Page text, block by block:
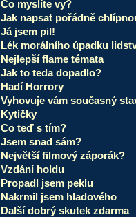
Co myslíte vy?
Jak napsat pořádně
Já jsem pil!
Lék morálního úpadku
Nejlepší flame témata
Jak to teda dopadlo?
Hadí Horrory
Vyhovuje vám současný
Kytičky
Co teď s tím?
Jsem snad sám?
Největší filmový záporák?
Vzdání holdu
Propadl jsem peklu
Nakrmil jsem hladového
Další dobrý skutek zdarma